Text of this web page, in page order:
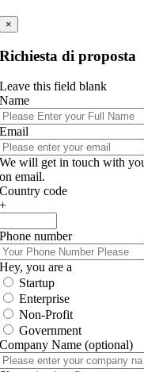
×
Richiesta di proposta
Leave this field blank
Name
Email
We will get in touch with
on email.
Country code
+
Phone number
Hey, you are a
Startup
Enterprise
Non-Profit
Government
Company Name (optional)